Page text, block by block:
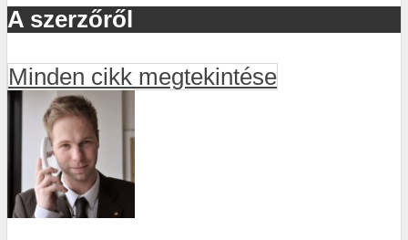
A szerzőről
Minden cikk megtekintése